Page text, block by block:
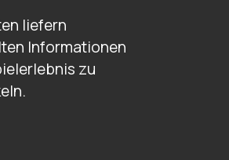
liefern
Informationen
zu